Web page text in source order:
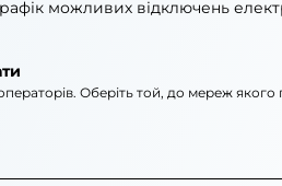
можливих відключень
операторів. Оберіть той, до мереж